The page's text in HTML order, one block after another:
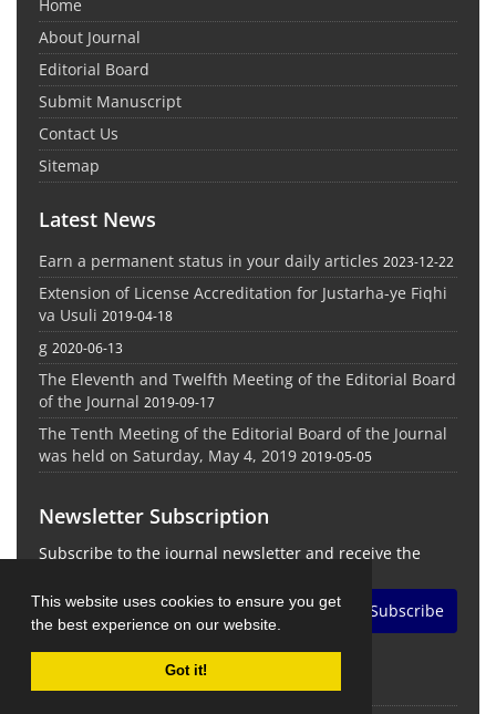
This website uses cookies to ensure you get
the best experience on our website.
Got it!
Home
About Journal
Editorial Board
Submit Manuscript
Contact Us
Sitemap
Latest News
Earn a permanent status in your daily articles 2023-12-22
Extension of License Accreditation for Justarha-ye Fiqhi
va Usuli 2019-04-18
g 2020-06-13
The Eleventh and Twelfth Meeting of the Editorial Board
of the Journal 2019-09-17
The Tenth Meeting of the Editorial Board of the Journal
was held on Saturday, May 4, 2019 2019-05-05
Newsletter Subscription
Subscribe to the journal newsletter and receive the
Subscribe